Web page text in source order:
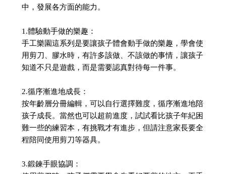
中，發展各方面的能力。
1.體驗動手做的樂趣：
手工樂園這系列是要讓孩子體會動手做的樂趣，學會使
用剪刀、膠水時，有許多該做、不該做的事情，讓孩子
知道不只是遊戲，而是需要認真對待每一件事。
2.循序漸進地成長：
按年齡層分冊編輯，可以自行選擇難度，循序漸進地陪
孩子成長。當然也可以超前進度，試試看比孩子年紀困
難一些的練習本，有挑戰才有進步，但請注意家長要全
程陪同使用剪刀等器具。
3.鍛鍊手眼協調：